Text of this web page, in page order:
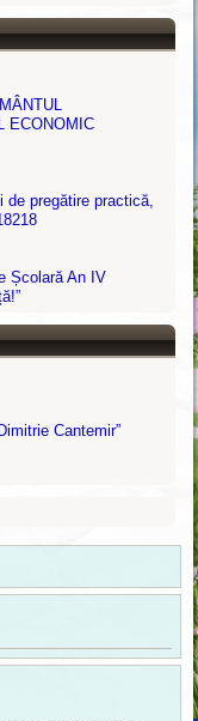
ECONOMIC
pregătire practică,
Școlară An IV
Cantemir”